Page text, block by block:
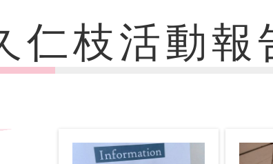
仁枝活動報